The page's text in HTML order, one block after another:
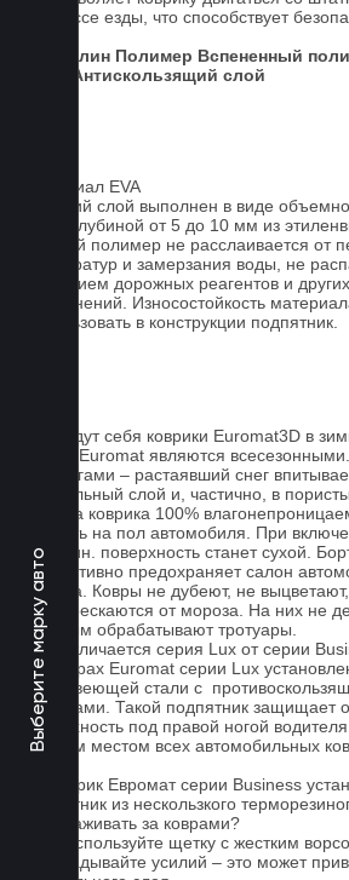
Выберите марку авто
процессе езды, что способствует
Ковролин Полимер Вспененный
Антискользящий слой
Материал EVA
Верхний слой выполнен в виде
сетки глубиной от 5 до 10 мм из
Данный полимер не расслаивается от
температур и замерзания воды, не
действием дорожных реагентов и
загрязнений. Износостойкость
использовать в конструкции подпятник.
Как ведут себя коврики Euromat3D в
Ковры Euromat являются
под ногами – растаявший снег
текстильный слой и, частично, в
Основа коврика 100%
попасть на пол автомобиля. При
- 15 мин. поверхность станет сухой.
эффективно предохраняет салон
мусора. Ковры не дубеют, не
и не трескаются от мороза. На них не
которым обрабатывают тротуары.
Чем отличается серия Lux от серии
На коврах Euromat серии Lux
нержавеющей стали с
вставками. Такой подпятник защищает
поверхность под правой ногой
слабым местом всех автомобильных
На коврик Евромат серии Business
подпятник из нескользкого
Как ухаживать за коврами?
1.Не используйте щетку с жестким
прикладывайте усилий – это может